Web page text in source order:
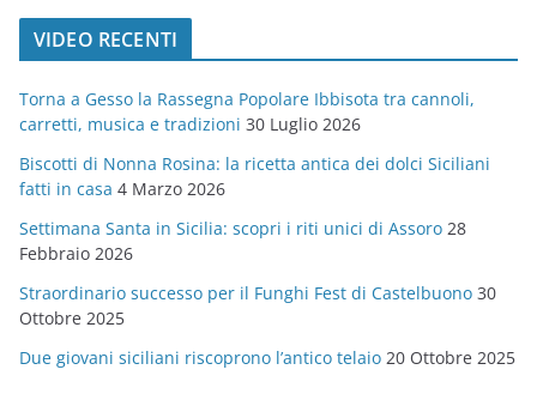
t
o
r
i
e
VIDEO RECENTI
Torna a Gesso la Rassegna Popolare Ibbisota tra cannoli,
carretti, musica e tradizioni 30 Luglio 2026
Biscotti di Nonna Rosina: la ricetta antica dei dolci Siciliani
fatti in casa 4 Marzo 2026
Settimana Santa in Sicilia: scopri i riti unici di Assoro 28
Febbraio 2026
Straordinario successo per il Funghi Fest di Castelbuono 30
Ottobre 2025
Due giovani siciliani riscoprono l’antico telaio 20 Ottobre 2025